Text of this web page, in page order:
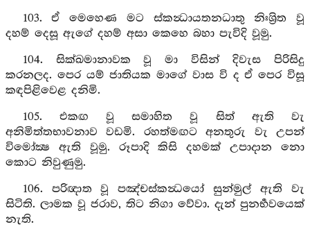
103. ඒ මෙහෙණ මට ස්කන්‍ධායතනධාතු නිඃශ්‍රිත වූ
දහම් දෙසූ ඇගේ දහම් අසා කෙහෙ බහා පැවිදි වූමු.
104. සික්ඛමානාවක වූ මා විසින් දිවැස පිරිසිදු
කරනලද. පෙර යම් ජාතියක මාගේ වාස වි ද ඒ පෙර විසූ
කඳපිළිවෙළ දනිමි.
105. එකඟ වූ සමාහිත වූ සිත් ඇති වැ
අනිමිත්තභාවනාව වඩමි. රහත්මඟට අනතුරු වැ උපන්
විමෝක්‍ෂ ඇති වූමු. රූපාදි කිසි දහමක් උපාදාන නො
කොට නිවුණුමු.
106. පරිඥාත වූ පඤ්චස්කන්‍ධයෝ සුන්මුල් ඇති වැ
සිටිති. ලාමක වූ ජරාව, තිට නිගා වේවා. දැන් පුනර්‍භවයෙක්
නැති.